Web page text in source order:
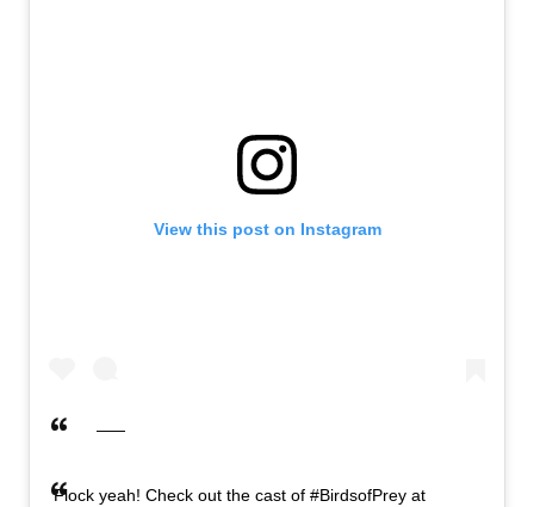
View this post on Instagram
Flock yeah! Check out the cast of #BirdsofPrey at